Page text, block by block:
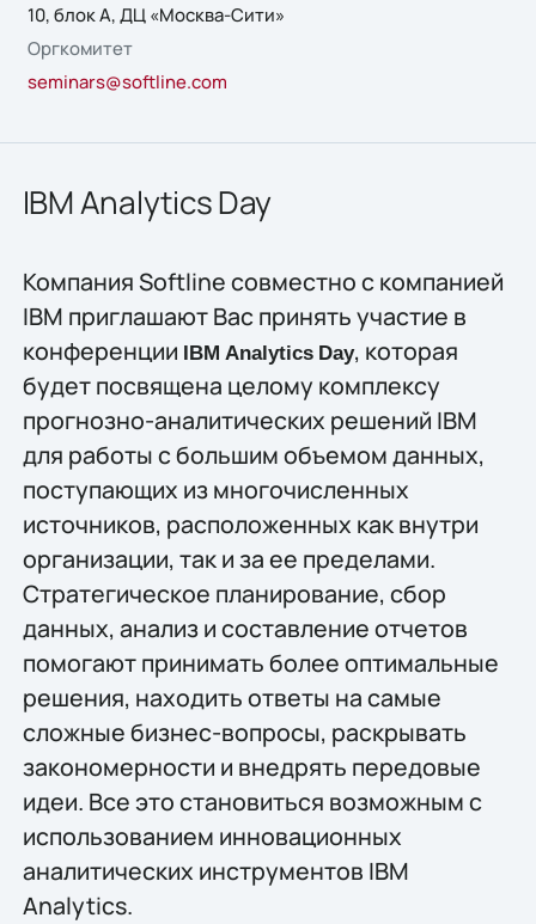
10, блок А, ДЦ «Москва-Сити»
Оргкомитет
seminars@softline.com
IBM Analytics Day
Компания Softline совместно с компанией
IBM приглашают Вас принять участие в
конференции
IBM Analytics Day, которая
будет посвящена целому комплексу
прогнозно-аналитических решений IBM
для работы с большим объемом данных,
поступающих из многочисленных
источников, расположенных как внутри
организации, так и за ее пределами.
Стратегическое планирование, сбор
данных, анализ и составление отчетов
помогают принимать более оптимальные
решения, находить ответы на самые
сложные бизнес-вопросы, раскрывать
закономерности и внедрять передовые
идеи. Все это становиться возможным с
использованием инновационных
аналитических инструментов IBM
Analytics.